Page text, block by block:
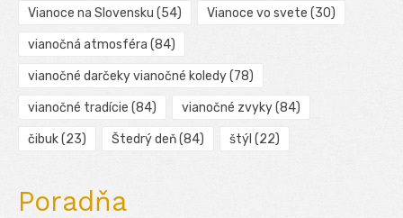
Vianoce na Slovensku (54) Vianoce vo svete (30)
vianočná atmosféra (84)
vianočné darčeky vianočné koledy(78)
vianočné tradície (84) vianočné zvyky(84)
čibuk(23) Štedrý deň(84) štýl (22)
Poradňa